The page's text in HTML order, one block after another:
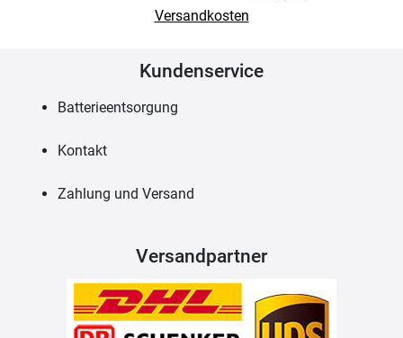
Versandkosten
Kundenservice
Batterieentsorgung
Kontakt
Zahlung und Versand
Versandpartner